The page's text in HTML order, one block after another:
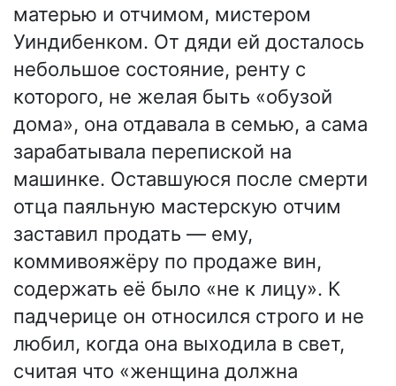
матерью и отчимом, мистером
Уиндибенком. От дяди ей досталось
небольшое состояние, ренту с
которого, не желая быть «обузой
дома», она отдавала в семью, а сама
зарабатывала перепиской на
машинке. Оставшуюся после смерти
отца паяльную мастерскую отчим
заставил продать — ему,
коммивояжёру по продаже вин,
содержать её было «не к лицу». К
падчерице он относился строго и не
любил, когда она выходила в свет,
считая что «женщина должна